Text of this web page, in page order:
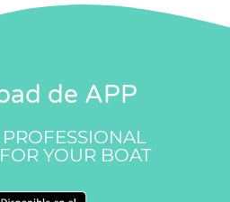
de APP
YOUR BOAT